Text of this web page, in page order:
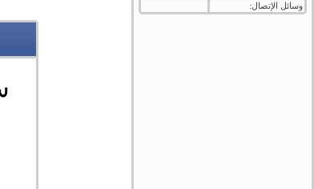
وسائل الإتصال: